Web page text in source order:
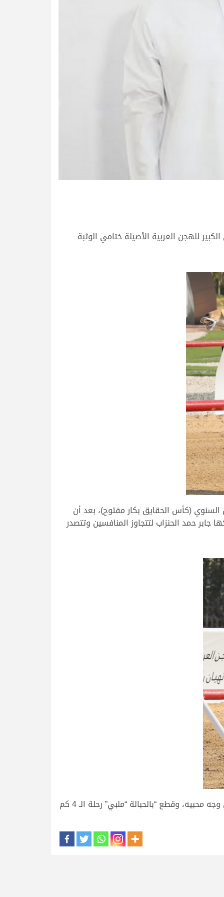
للهجن العربية الأصيلة ختامي الوثبة
رموز المهرجان السنوي (كأس الحقايق بكار مفتوح)، بعد أن
الأوامر من مالكها جابر حمد الحنزاب لتتجاوز المنافسين وتتصدر
كما اقتنص راشد سالم بالحبالة الكتبي بندقية الحقايق قعدان مفتوح، وذلك عن طريق “ملبي” الذي رسم البهجة على وجه محبيه، وقطع “بالحبالة “ملبي” رحلة الـ 4 كم